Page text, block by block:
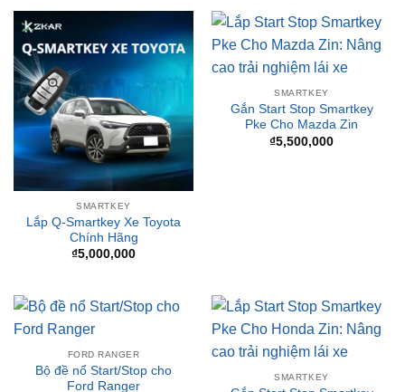
SMARTKEY
Lắp Q-Smartkey Xe Toyota
Chính Hãng
₫5,000,000
SMARTKEY
Gắn Start Stop Smartkey
Pke Cho Mazda Zin
₫5,500,000
FORD RANGER
Bộ đề nổ Start/Stop cho
Ford Ranger
SMARTKEY